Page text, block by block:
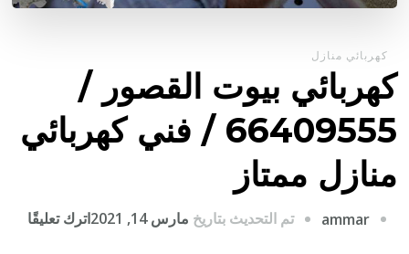
كهربائي منازل
كهربائي بيوت القصور /
66409555 / فني كهربائي
منازل ممتاز
ammar تم التحديث بتاريخ مارس 14, 2021 اترك تعليقًا